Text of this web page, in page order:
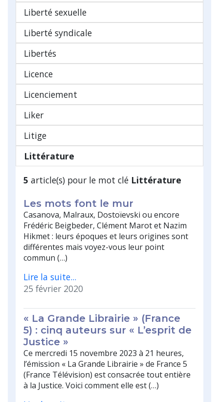
Liberté sexuelle
Liberté syndicale
Libertés
Licence
Licenciement
Liker
Litige
Littérature
5 article(s) pour le mot clé Littérature
Les mots font le mur
Casanova, Malraux, Dostoïevski ou encore
Frédéric Beigbeder, Clément Marot et Nazim
Hikmet : leurs époques et leurs origines sont
différentes mais voyez-vous leur point
commun (…)
Lire la suite...
25 février 2020
« La Grande Librairie » (France
5) : cinq auteurs sur « L’esprit de
Justice »
Ce mercredi 15 novembre 2023 à 21 heures,
l’émission « La Grande Librairie » de France 5
(France Télévision) est consacrée tout entière
à la Justice. Voici comment elle est (…)